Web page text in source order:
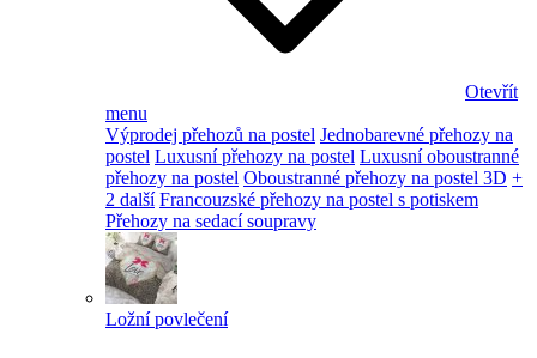
Otevřít
menu
Výprodej přehozů na postel Jednobarevné přehozy na
postel Luxusní přehozy na postel Luxusní oboustranné
přehozy na postel Oboustranné přehozy na postel 3D +
2 další Francouzské přehozy na postel s potiskem
Přehozy na sedací soupravy
Ložní povlečení